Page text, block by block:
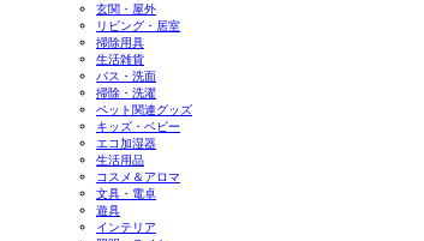
玄関・屋外
リビング・居室
掃除用具
生活雑貨
バス・洗面
掃除・洗濯
ペット関連グッズ
キッズ・ベビー
エコ加湿器
生活用品
コスメ＆アロマ
文具・電卓
遊具
インテリア